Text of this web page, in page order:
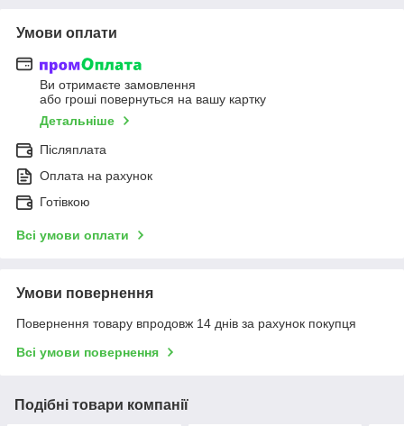
Умови оплати
Ви отримаєте замовлення
або гроші повернуться на вашу картку
Детальніше
Післяплата
Оплата на рахунок
Готівкою
Всі умови оплати
Умови повернення
Повернення товару впродовж 14 днів за рахунок покупця
Всі умови повернення
Подібні товари компанії